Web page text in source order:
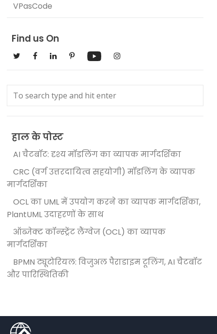
VPasCode
Find us On
हाल के पोस्ट
AI चैटबॉट: दृश्य मॉडलिंग का व्यापक मार्गदर्शिका
CRC (वर्ग उत्तरदायित्व सहयोगी) मॉडलिंग के व्यापक
मार्गदर्शिका
OCL का UML में उपयोग करने का व्यापक मार्गदर्शिका,
PlantUML उदाहरणों के साथ
ऑब्जेक्ट कॉन्स्ट्रेंट लैंग्वेज (OCL) का व्यापक
मार्गदर्शिका
BPMN ट्यूटोरियल: विजुअल पैराडाइम टूलिंग, AI चैटबॉट
और पारिस्थितिकी